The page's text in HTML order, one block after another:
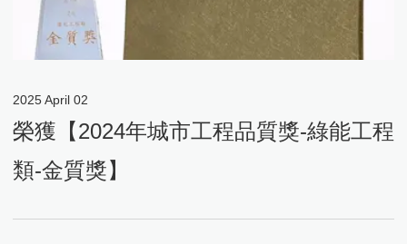
2025April 02
榮獲【2024年城市工程品質獎-綠能工程
類-金質獎】